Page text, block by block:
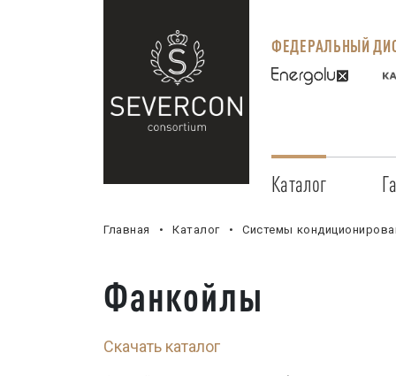
ФЕДЕРАЛЬНЫЙ
Каталог
Главная Каталог Системы
Фанкойлы
Скачать каталог